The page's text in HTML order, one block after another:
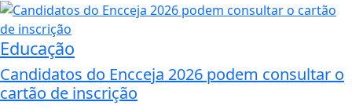
Educação
Candidatos do Encceja 2026 podem consultar o
cartão de inscrição